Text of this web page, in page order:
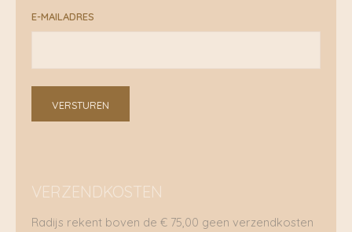
E-MAILADRES
VERSTUREN
VERZENDKOSTEN
Radijs rekent boven de € 75,00 geen verzendkosten